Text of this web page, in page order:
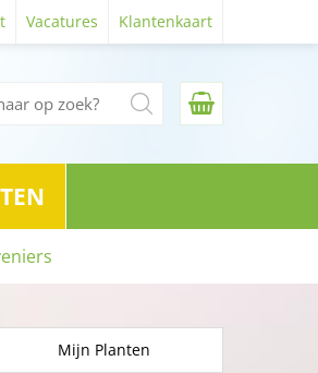
Vacatures Klantenkaart
Mijn Planten